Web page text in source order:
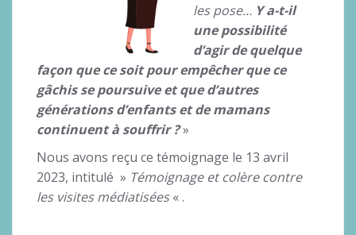
les pose… Y a-t-il
une possibilité
d’agir de quelque
façon que ce soit pour empêcher que ce
gâchis se poursuive et que d’autres
générations d’enfants et de mamans
continuent à souffrir ?»
Nous avons reçu ce témoignage le 13 avril
2023, intitulé » Témoignage et colère contre
les visites médiatisées« .